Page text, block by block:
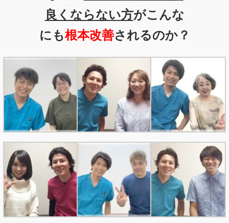
良くならない方がこんな
にも根本改善されるのか？